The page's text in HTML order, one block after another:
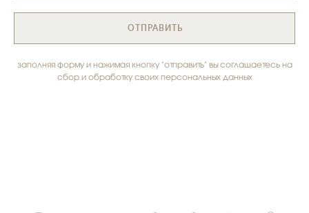
ОТПРАВИТЬ
заполняя форму и нажимая кнопку "отправить" вы соглашаетесь на
сбор и обработку своих персональных данных